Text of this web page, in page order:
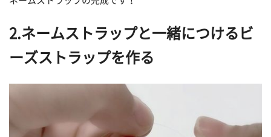
2.ネームストラップと一緒につけるビ
ーズストラップを作る